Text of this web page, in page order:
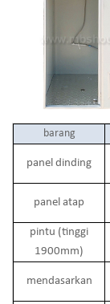
barang
panel dinding
panel atap
pintu (tinggi
1900mm)
mendasarkan